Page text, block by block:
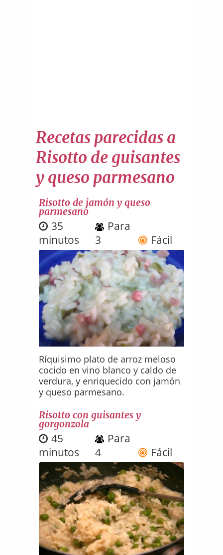
Recetas parecidas a
Risotto de guisantes
y queso parmesano
Risotto de jamón y queso
parmesano
35
minutos
Para
3
Fácil
Ríquisimo plato de arroz meloso
cocido en vino blanco y caldo de
verdura, y enriquecido con jamón
y queso parmesano.
Risotto con guisantes y
gorgonzola
45
minutos
Para
4
Fácil